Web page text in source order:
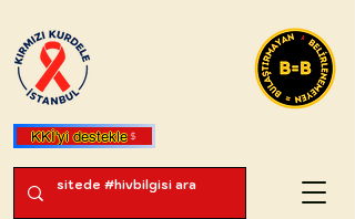
KKİ'yi destekle